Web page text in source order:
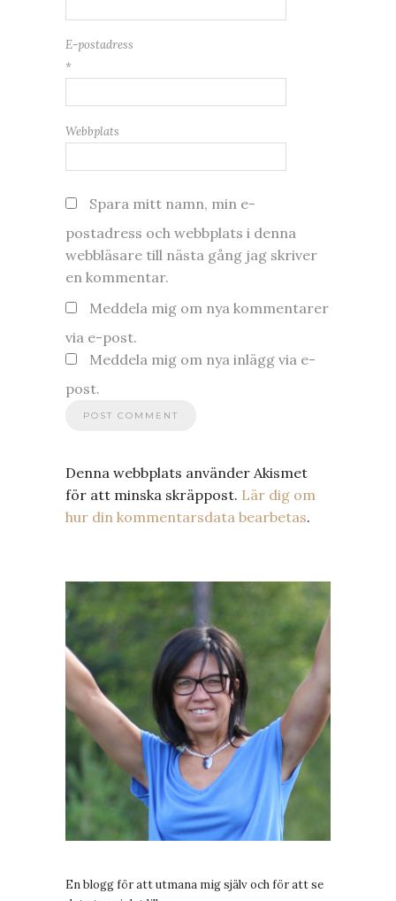
E-postadress
*
Webbplats
Spara mitt namn, min e-
postadress och webbplats i denna
webbläsare till nästa gång jag skriver
en kommentar.
Meddela mig om nya kommentarer
via e-post.
Meddela mig om nya inlägg via e-
post.
Denna webbplats använder Akismet
för att minska skräppost. Lär dig om
hur din kommentarsdata bearbetas.
En blogg för att utmana mig själv och för att se